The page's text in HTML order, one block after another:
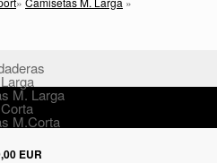
M. Larga
M.Corta
EUR